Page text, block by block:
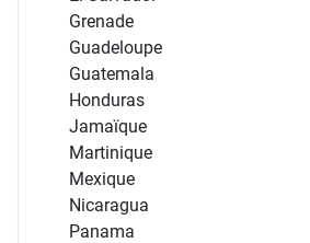
Grenade
Guadeloupe
Guatemala
Honduras
Jamaïque
Martinique
Mexique
Nicaragua
Panama